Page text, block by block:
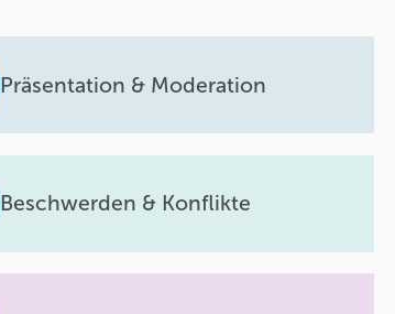
Präsentation & Moderation
Beschwerden & Konflikte